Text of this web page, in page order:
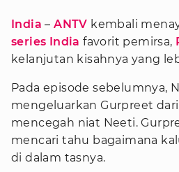
India –ANTV kembali
series India favorit pemirsa,
kelanjutan kisahnya yang
Pada episode sebelumnya,
mengeluarkan Gurpreet
mencegah niat Neeti.
mencari tahu bagaimana
di dalam tasnya.